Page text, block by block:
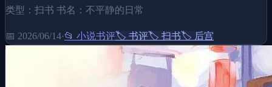
类型：扫书 书名：不平静的日常
📅 2026/06/14·📂 小说书评🏷️ 书评🏷️ 扫书🏷️ 后宫